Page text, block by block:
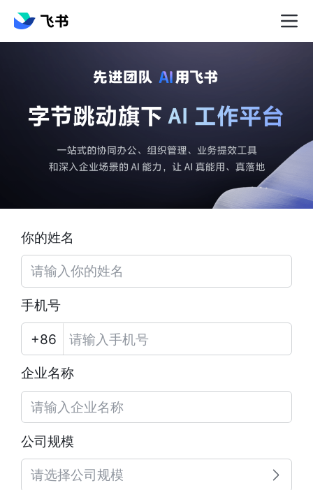
你的姓名
手机号
企业名称
公司规模
请选择公司规模